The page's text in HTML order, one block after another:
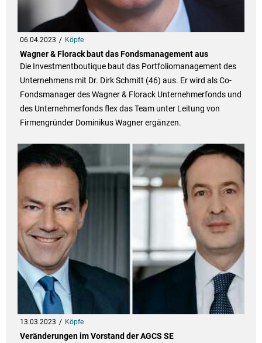
06.04.2023 Köpfe
Wagner & Florack baut das Fondsmanagement aus
Die Investmentboutique baut das Portfoliomanagement des
Unternehmens mit Dr. Dirk Schmitt (46) aus. Er wird als Co-
Fondsmanager des Wagner & Florack Unternehmerfonds und
des Unternehmerfonds flex das Team unter Leitung von
Firmengründer Dominikus Wagner ergänzen.
13.03.2023 Köpfe
Veränderungen im Vorstand der AGCS SE